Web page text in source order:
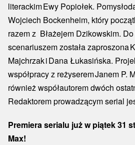
literackim Ewy Popiołek.
Wojciech Bockenheim, który
razem z Błażejem Dzikowskim.
scenariuszem została zaproszona
Majchrzak i Dana Łukasińska.
współpracy z reżyserem Janem P.
również współautorem dwóch
Redaktorem prowadzącym serial
Premiera serialu już w piątek 31
Max!